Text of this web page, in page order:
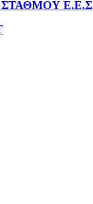
ΣΤΑΘΜΟΥ Ε.Ε.Σ